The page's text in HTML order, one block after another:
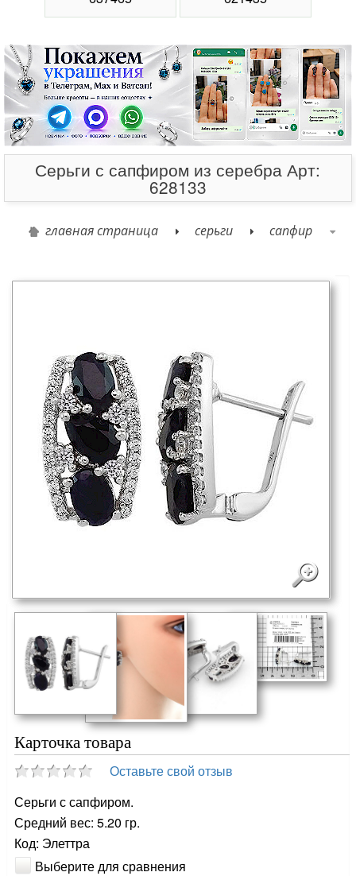
Серьги с сапфиром из серебра Арт:
628133
главная страница серьги сапфир
Карточка товара
Оставьте свой отзыв
Серьги с сапфиром.
Средний вес: 5.20 гр.
Код: Элеттра
Выберите для сравнения